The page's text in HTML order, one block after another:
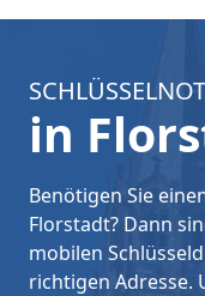
in
Benötigen Sie
Florstadt? Dann
mobilen
richtigen Adresse.